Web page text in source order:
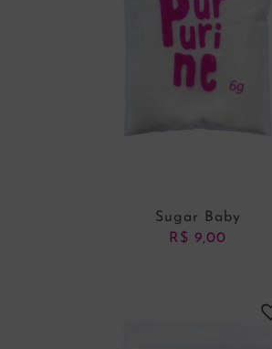
Sugar Baby
R$ 9,00